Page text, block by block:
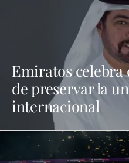
Emiratos celebra
de preservar la
internacional